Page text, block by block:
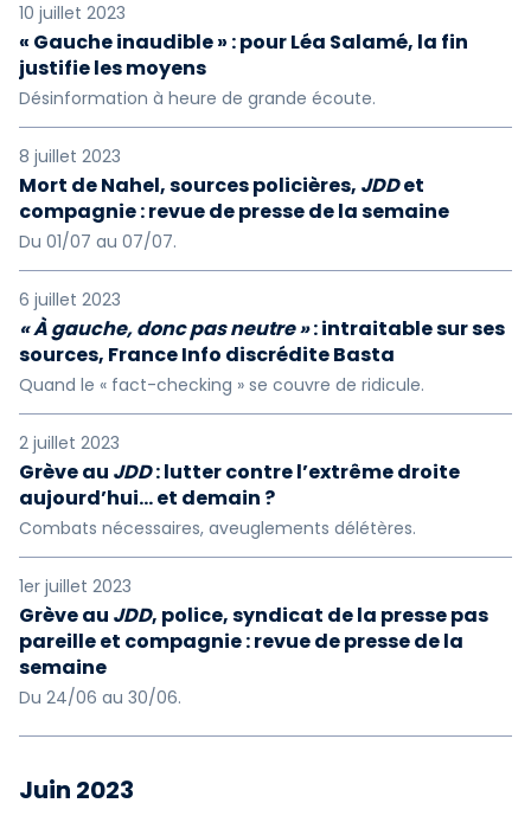
10 juillet 2023
« Gauche inaudible » : pour Léa Salamé, la fin
justifie les moyens
Désinformation à heure de grande écoute.
8 juillet 2023
Mort de Nahel, sources policières, JDDet
compagnie : revue de presse de la semaine
Du 01/07 au 07/07.
6 juillet 2023
« À gauche, donc pas neutre »: intraitable sur ses
sources, France Info discrédite Basta
Quand le « fact-checking » se couvre de ridicule.
2 juillet 2023
Grève au JDD: lutter contre l’extrême droite
aujourd’hui... et demain ?
Combats nécessaires, aveuglements délétères.
1er juillet 2023
Grève au JDD, police, syndicat de la presse pas
pareille et compagnie : revue de presse de la
semaine
Du 24/06 au 30/06.
Juin 2023